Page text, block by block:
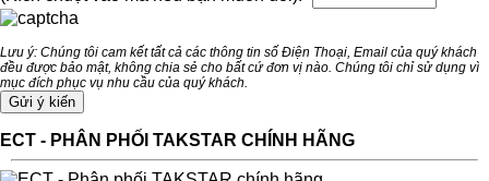
Lưu ý: Chúng tôi cam kết tất cả các thông tin số Điện Thoại, Email của quý khách
đều được bảo mật, không chia sẻ cho bất cứ đơn vị nào. Chúng tôi chỉ sử dụng vì
mục đích phục vụ nhu cầu của quý khách.
ECT - PHÂN PHỐI TAKSTAR CHÍNH HÃNG